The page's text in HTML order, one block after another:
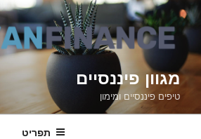
דילוג
לתוכן
מגוון פיננסיים
טיפים פיננסיים ומימון
תפריט